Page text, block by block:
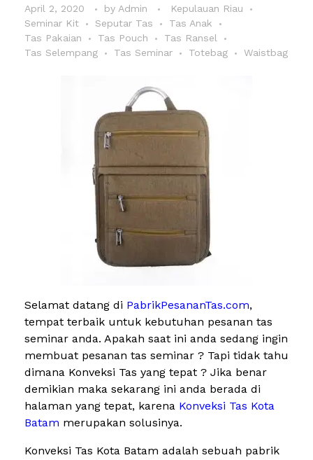
April 2, 2020 by Admin
Kepulauan Riau
Seminar Kit
Seputar Tas
Tas Anak
Tas Pakaian
Tas Pouch
Tas Ransel
Tas Selempang
Tas Seminar Totebag Waistbag
Selamat datang di PabrikPesananTas.com,
tempat terbaik untuk kebutuhan pesanan tas
seminar anda. Apakah saat ini anda sedang ingin
membuat pesanan tas seminar ? Tapi tidak tahu
dimana Konveksi Tas yang tepat ? Jika benar
demikian maka sekarang ini anda berada di
halaman yang tepat, karena Konveksi Tas Kota
Batam merupakan solusinya.
Konveksi Tas Kota Batam adalah sebuah pabrik